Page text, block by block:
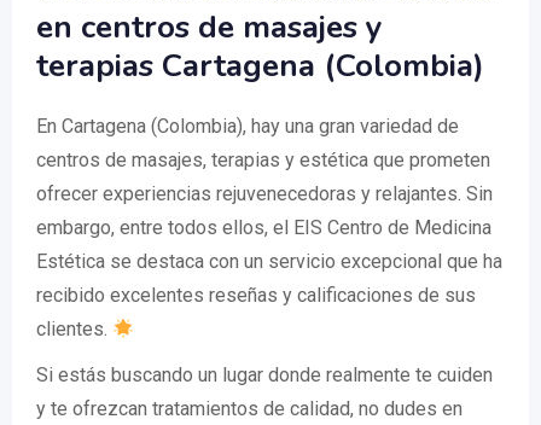
en centros de masajes y
terapias Cartagena (Colombia)
En Cartagena (Colombia), hay una gran variedad de
centros de masajes, terapias y estética que prometen
ofrecer experiencias rejuvenecedoras y relajantes. Sin
embargo, entre todos ellos, el EIS Centro de Medicina
Estética se destaca con un servicio excepcional que ha
recibido excelentes reseñas y calificaciones de sus
clientes.
Si estás buscando un lugar donde realmente te cuiden
y te ofrezcan tratamientos de calidad, no dudes en